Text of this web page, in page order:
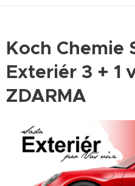
Koch Chemie
Exteriér 3 + 1
ZDARMA